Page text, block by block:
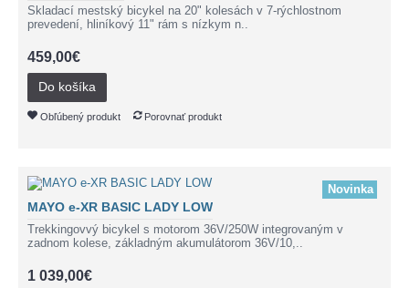
Skladací mestský bicykel na 20" kolesách v 7-rýchlostnom
prevedení, hliníkový 11" rám s nízkym n..
459,00€
Do košíka
Obľúbený produkt Porovnať produkt
Novinka
MAYO e-XR BASIC LADY LOW
Trekkingovvý bicykel s motorom 36V/250W integrovaným v
zadnom kolese, základným akumulátorom 36V/10,..
1 039,00€